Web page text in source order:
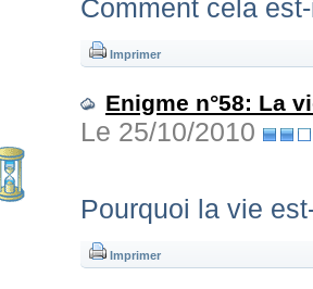
Comment cela
Imprimer
Enigme n°58: La
Le 25/10/2010
Pourquoi la vie
Imprimer